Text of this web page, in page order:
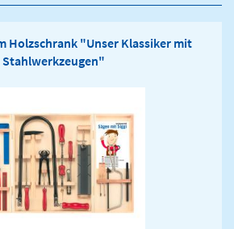
Holzschrank "Unser Klassiker mit
Stahlwerkzeugen"